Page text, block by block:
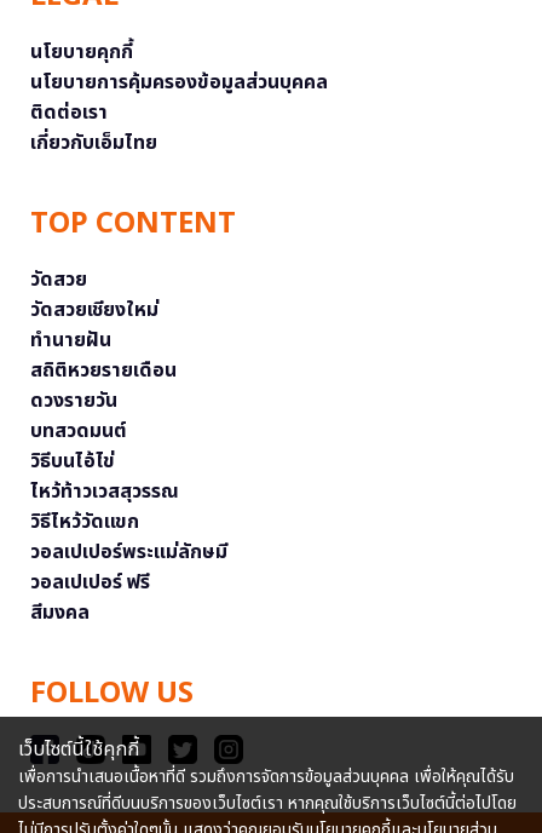
นโยบายคุกกี้
นโยบายการคุ้มครองข้อมูลส่วนบุคคล
ติดต่อเรา
เกี่ยวกับเอ็มไทย
TOP CONTENT
วัดสวย
วัดสวยเชียงใหม่
ทำนายฝัน
สถิติหวยรายเดือน
ดวงรายวัน
บทสวดมนต์
วิธีบนไอ้ไข่
ไหว้ท้าวเวสสุวรรณ
วิธีไหว้วัดแขก
วอลเปเปอร์พระแม่ลักษมี
วอลเปเปอร์ ฟรี
สีมงคล
FOLLOW US
เว็บไซต์นี้ใช้คุกกี้
เพื่อการนำเสนอเนื้อหาที่ดี รวมถึงการจัดการข้อมูลส่วนบุคคล เพื่อให้คุณได้รับ
ประสบการณ์ที่ดีบนบริการของเว็บไซต์เรา หากคุณใช้บริการเว็บไซต์นี้ต่อไปโดย